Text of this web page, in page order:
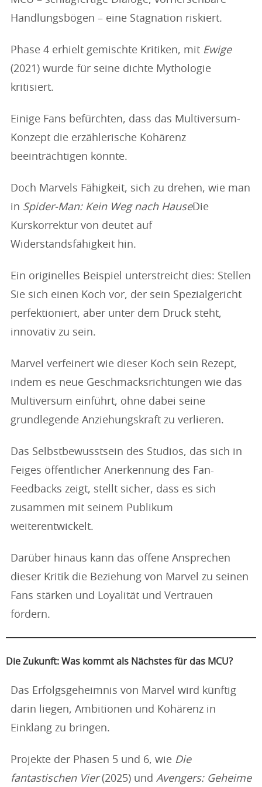
Handlungsbögen – eine Stagnation riskiert.
Phase 4 erhielt gemischte Kritiken, mit Ewige
(2021) wurde für seine dichte Mythologie
kritisiert.
Einige Fans befürchten, dass das Multiversum-
Konzept die erzählerische Kohärenz
beeinträchtigen könnte.
Doch Marvels Fähigkeit, sich zu drehen, wie man
in Spider-Man: Kein Weg nach HauseDie
Kurskorrektur von deutet auf
Widerstandsfähigkeit hin.
Ein originelles Beispiel unterstreicht dies: Stellen
Sie sich einen Koch vor, der sein Spezialgericht
perfektioniert, aber unter dem Druck steht,
innovativ zu sein.
Marvel verfeinert wie dieser Koch sein Rezept,
indem es neue Geschmacksrichtungen wie das
Multiversum einführt, ohne dabei seine
grundlegende Anziehungskraft zu verlieren.
Das Selbstbewusstsein des Studios, das sich in
Feiges öffentlicher Anerkennung des Fan-
Feedbacks zeigt, stellt sicher, dass es sich
zusammen mit seinem Publikum
weiterentwickelt.
Darüber hinaus kann das offene Ansprechen
dieser Kritik die Beziehung von Marvel zu seinen
Fans stärken und Loyalität und Vertrauen
fördern.
Die Zukunft: Was kommt als Nächstes für das MCU?
Das Erfolgsgeheimnis von Marvel wird künftig
darin liegen, Ambitionen und Kohärenz in
Einklang zu bringen.
Projekte der Phasen 5 und 6, wie Die
fantastischen Vier(2025) und Avengers: Geheime